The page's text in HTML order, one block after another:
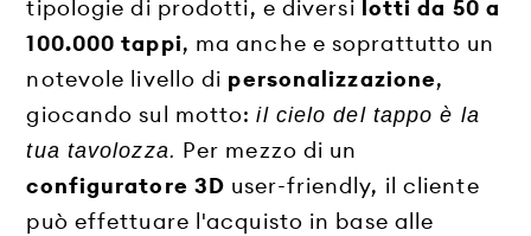
tipologie di prodotti, e diversi lotti da 50 a
100.000 tappi, ma anche e soprattutto un
notevole livello di personalizzazione,
giocando sul motto:il cielo del tappo è la
tua tavolozza. Per mezzo di un
configuratore 3D user-friendly, il cliente
può effettuare l'acquisto in base alle